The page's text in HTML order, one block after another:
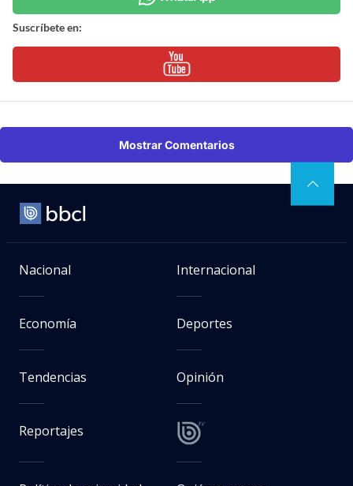
Suscríbete en:
Mostrar Comentarios
Nacional Internacional
Economía Deportes
Tendencias Opinión
Reportajes